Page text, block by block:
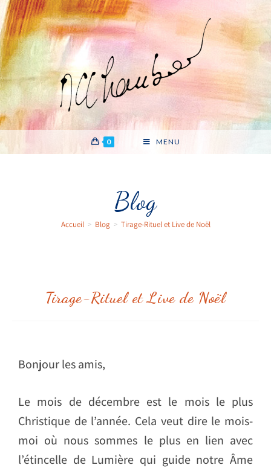
0 MENU
Blog
Accueil > Blog > Tirage-Rituel et Live de Noël
Tirage-Rituel et Live de Noël
Bonjour les amis,
Le mois de décembre est le mois le plus
Christique de l’année. Cela veut dire le mois-
moi où nous sommes le plus en lien avec
l’étincelle de Lumière qui guide notre Âme